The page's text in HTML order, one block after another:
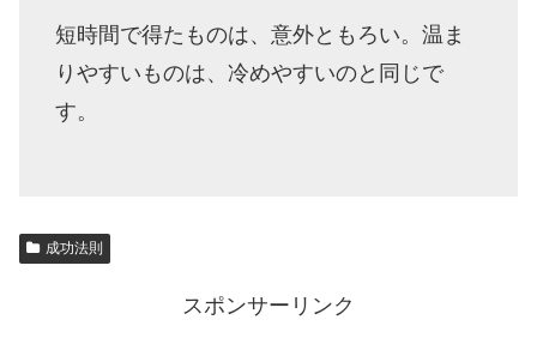
短時間で得たものは、意外ともろい。温ま
りやすいものは、冷めやすいのと同じで
す。
成功法則
スポンサーリンク